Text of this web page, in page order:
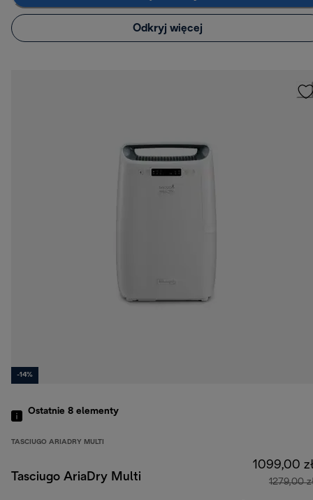
Odkryj więcej
-14%
Ostatnie 8 elementy
TASCIUGO ARIADRY MULTI
Tasciugo AriaDry Multi
1099,00
1279,00